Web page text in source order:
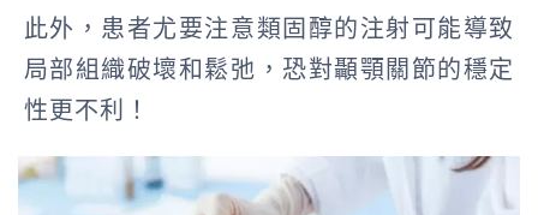
此外，患者尤要注意類固醇的注射可能導致
局部組織破壞和鬆弛，恐對顳顎關節的穩定
性更不利！